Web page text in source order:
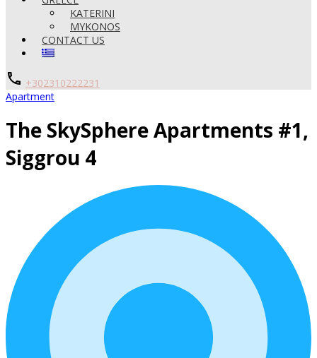
KATERINI
MYKONOS
CONTACT US
+302310222231
Apartment
The SkySphere Apartments #1,
Siggrou 4